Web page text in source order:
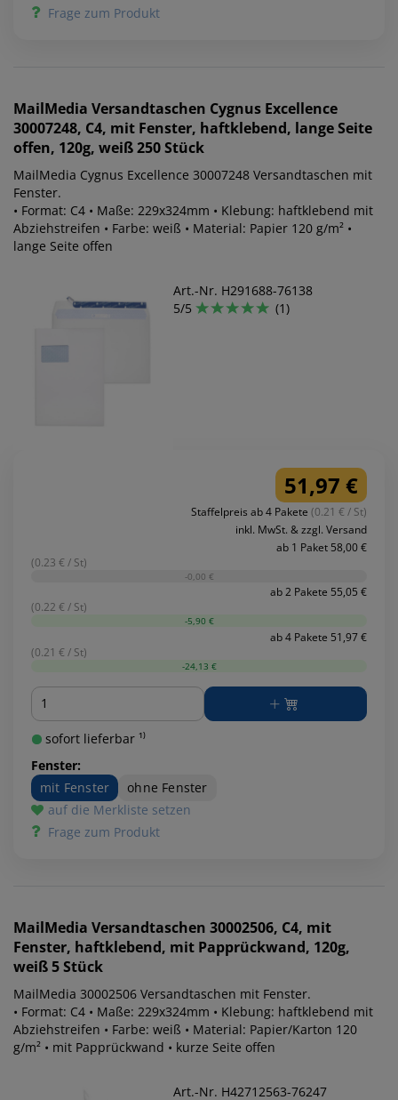
Frage zum Produkt
MailMedia Versandtaschen Cygnus Excellence
30007248, C4, mit Fenster, haftklebend, lange Seite
offen, 120g, weiß 250 Stück
MailMedia Cygnus Excellence 30007248 Versandtaschen mit
Fenster.
• Format: C4 • Maße: 229x324mm • Klebung: haftklebend mit
Abziehstreifen • Farbe: weiß • Material: Papier 120 g/m² •
lange Seite offen
Art.-Nr. H291688-76138
5/5
(1)
51,97 €
Staffelpreis ab 4 Pakete (0.21 € / St)
inkl. MwSt. & zzgl. Versand
ab 1 Paket 58,00 €
(0.23 € / St)
-0,00 €
ab 2 Pakete 55,05 €
(0.22 € / St)
-5,90 €
ab 4 Pakete 51,97 €
(0.21 € / St)
-24,13 €
Menge
sofort lieferbar ¹⁾
Fenster:
mit Fenster
ohne Fenster
auf die Merkliste setzen
Frage zum Produkt
MailMedia Versandtaschen 30002506, C4, mit
Fenster, haftklebend, mit Papprückwand, 120g,
weiß 5 Stück
MailMedia 30002506 Versandtaschen mit Fenster.
• Format: C4 • Maße: 229x324mm • Klebung: haftklebend mit
Abziehstreifen • Farbe: weiß • Material: Papier/Karton 120
g/m² • mit Papprückwand • kurze Seite offen
Art.-Nr. H42712563-76247